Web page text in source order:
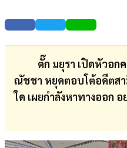
ตั๊ก มยุรา เปิดหัวอกค
ณัชชา หยุดตอบโต้อดีตสา
ใด เผยกำลังหาทางออก อ
ตรวจ
หวย
บอล
สด